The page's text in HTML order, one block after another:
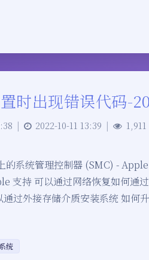
时出现错误代码-
| 2022-10-11 13:39 | 1,911
的系统管理控制器 (SMC) -
支持 可以通过网络恢复如何通
过外接存储介质安装系统 如何
统